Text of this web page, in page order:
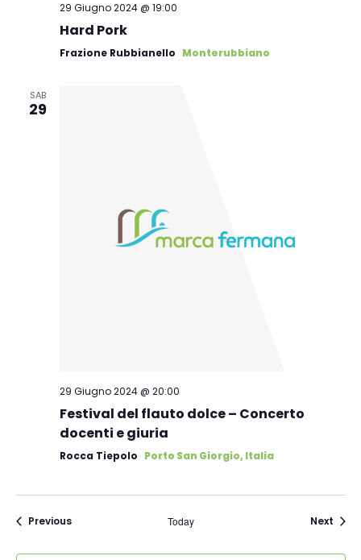
29 Giugno 2024 @ 19:00
Hard Pork
Frazione Rubbianello Monterubbiano
SAB
29
29 Giugno 2024 @ 20:00
Festival del flauto dolce – Concerto
docenti e giuria
Rocca Tiepolo Porto San Giorgio, Italia
PreviousEvents Today Next